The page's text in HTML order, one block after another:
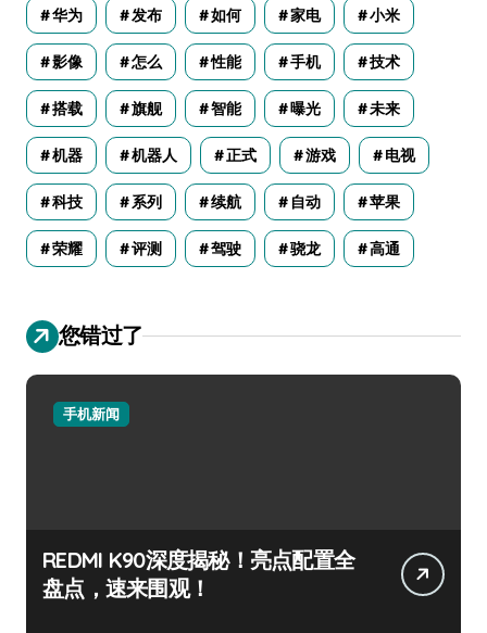
华为 发布 如何 家电 小米
影像 怎么 性能 手机 技术
搭载 旗舰 智能 曝光 未来
机器 机器人 正式 游戏 电视
科技 系列 续航 自动 苹果
荣耀 评测 驾驶 骁龙 高通
您错过了
手机新闻
REDMI K90深度揭秘！亮点配置全
盘点，速来围观！